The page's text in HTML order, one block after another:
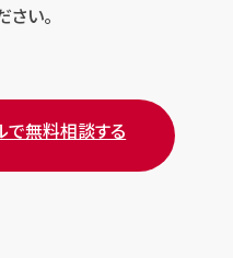
い。
で無料相談する